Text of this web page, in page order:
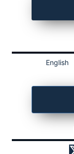
English